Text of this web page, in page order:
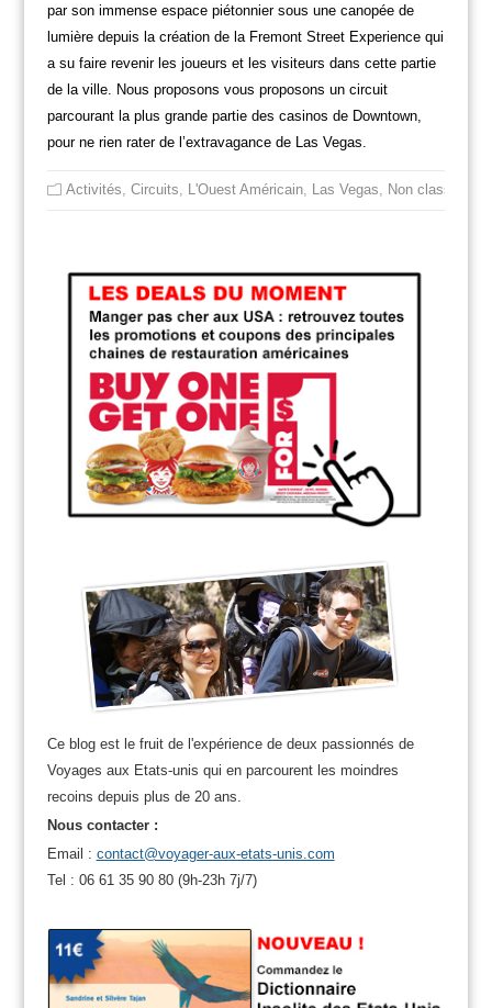
par son immense espace piétonnier sous une canopée de
lumière depuis la création de la Fremont Street Experience qui
a su faire revenir les joueurs et les visiteurs dans cette partie
de la ville. Nous proposons vous proposons un circuit
parcourant la plus grande partie des casinos de Downtown,
pour ne rien rater de l’extravagance de Las Vegas.
Activités Circuits L'Ouest Américain, Las Vegas Non classé
Ce blog est le fruit de l'expérience de deux passionnés de
Voyages aux Etats-unis qui en parcourent les moindres
recoins depuis plus de 20 ans.
Nous contacter :
Email : contact@voyager-aux-etats-unis.com
Tel : 06 61 35 90 80 (9h-23h 7j/7)